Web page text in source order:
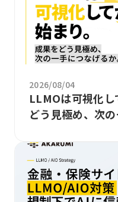
2026/08/04
LLMOは可視化
どう見極め、次